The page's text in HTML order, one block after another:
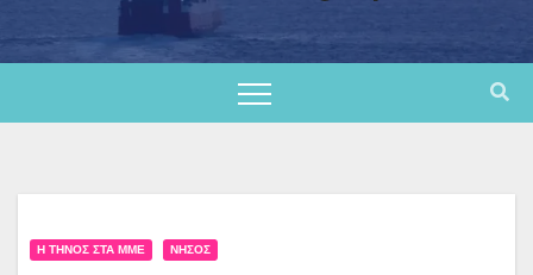
Η ΤΉΝΟΣ ΣΤΑ ΜΜΕ ΝΉΣΟΣ